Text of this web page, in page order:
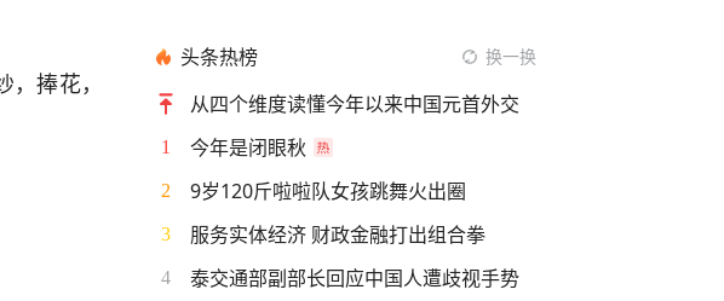
捧花，
头条热榜 换一换
从四个维度读懂今年以来中国元首外交
1 今年是闭眼秋
2 9岁120斤啦啦队女孩跳舞火出圈
3 服务实体经济 财政金融打出组合拳
4 泰交通部副部长回应中国人遭歧视手势